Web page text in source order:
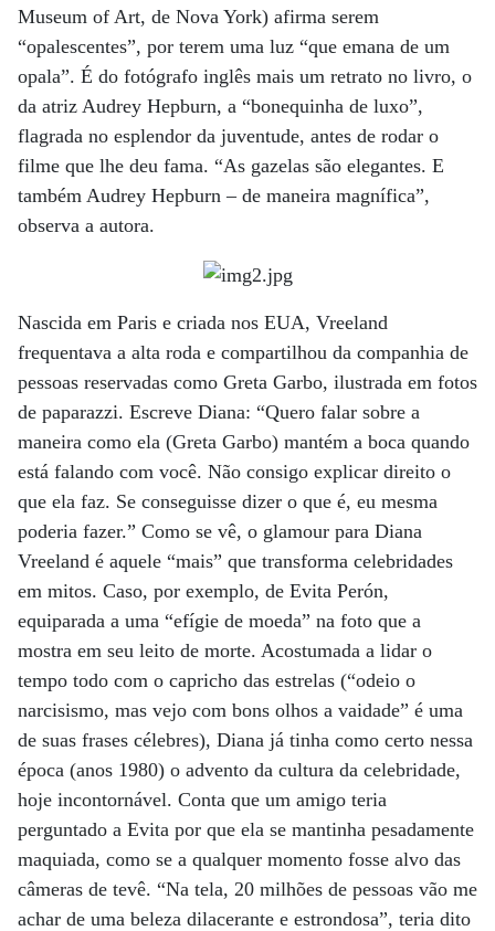
Museum of Art, de Nova York) afirma serem
“opalescentes”, por terem uma luz “que emana de um
opala”. É do fotógrafo inglês mais um retrato no livro, o
da atriz Audrey Hepburn, a “bonequinha de luxo”,
flagrada no esplendor da juventude, antes de rodar o
filme que lhe deu fama. “As gazelas são elegantes. E
também Audrey Hepburn ­– de maneira magnífica”,
observa a autora.
Nascida em Paris e criada nos EUA, Vreeland
frequentava a alta roda e compartilhou da companhia de
pessoas reservadas como Greta Garbo, ilustrada em fotos
de paparazzi. Escreve Diana: “Quero falar sobre a
maneira como ela (Greta Garbo) mantém a boca quando
está falando com você. Não consigo explicar direito o
que ela faz. Se conseguisse dizer o que é, eu mesma
poderia fazer.” Como se vê, o glamour para Diana
Vreeland é aquele “mais” que transforma celebridades
em mitos. Caso, por exemplo, de Evita Perón,
equiparada a uma “efígie de moeda” na foto que a
mostra em seu leito de morte. Acostumada a lidar o
tempo todo com o capricho das estrelas (“odeio o
narcisismo, mas vejo com bons olhos a vaidade” é uma
de suas frases célebres), Diana já tinha como certo nessa
época (anos 1980) o advento da cultura da celebridade,
hoje incontornável. Conta que um amigo teria
perguntado a Evita por que ela se mantinha pesadamente
maquiada, como se a qualquer momento fosse alvo das
câmeras de tevê. “Na tela, 20 milhões de pessoas vão me
achar de uma beleza dilacerante e estrondosa”, teria dito